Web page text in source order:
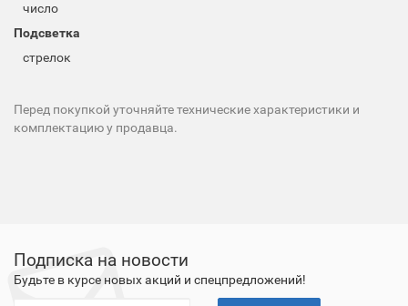
число
Подсветка
стрелок
Перед покупкой уточняйте технические характеристики и
комплектацию у продавца.
Подписка на новости
Будьте в курсе новых акций и спецпредложений!